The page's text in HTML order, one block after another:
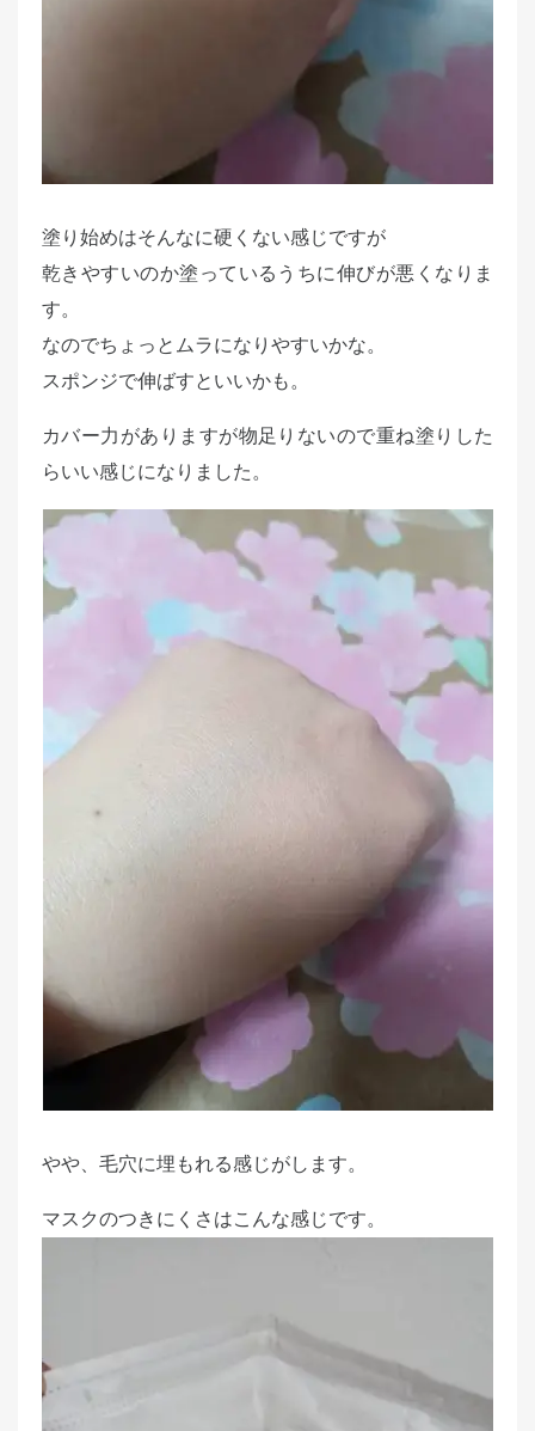
塗り始めはそんなに硬くない感じですが
乾きやすいのか塗っているうちに伸びが悪くなりま
す。
なのでちょっとムラになりやすいかな。
スポンジで伸ばすといいかも。
カバー力がありますが物足りないので重ね塗りした
らいい感じになりました。
やや、毛穴に埋もれる感じがします。
マスクのつきにくさはこんな感じです。